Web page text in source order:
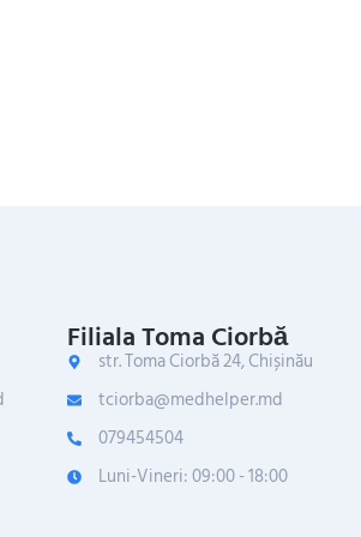
Filiala Toma Ciorbă
str. Toma Ciorbă 24, Chișinău
tciorba@medhelper.md
079454504
Luni-Vineri: 09:00 - 18:00